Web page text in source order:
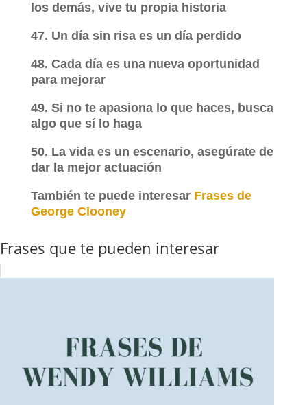
los demás, vive tu propia historia
47. Un día sin risa es un día perdido
48. Cada día es una nueva oportunidad
para mejorar
49. Si no te apasiona lo que haces, busca
algo que sí lo haga
50. La vida es un escenario, asegúrate de
dar la mejor actuación
También te puede interesar Frases de
George Clooney
Frases que te pueden interesar